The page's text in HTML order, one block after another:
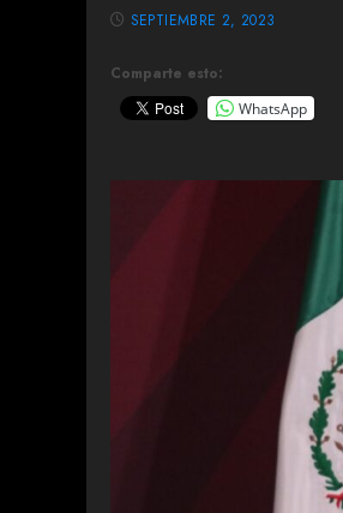
Comparte esto:
WhatsApp
SEPTIEMBRE 2, 2023